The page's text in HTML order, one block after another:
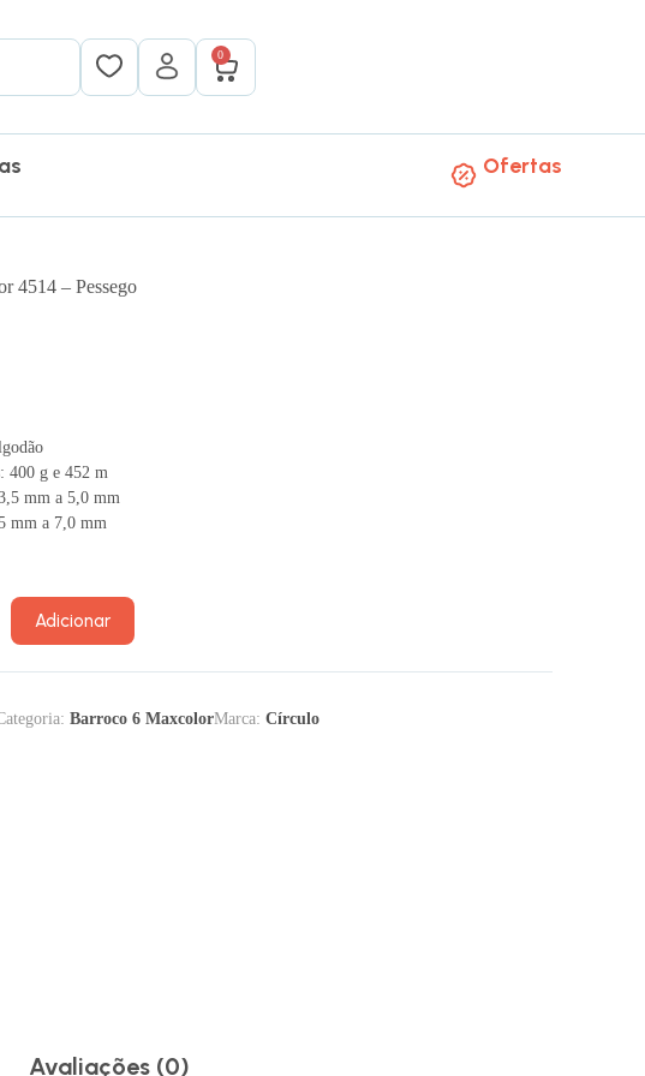
0
Ofertas
4514 – Pessego
400 g e 452 m
mm a 5,0 mm
mm a 7,0 mm
Adicionar
Barroco 6 MaxcolorMarca: Círculo
Avaliações (0)